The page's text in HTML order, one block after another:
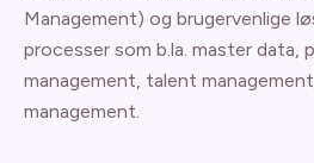
Management) og brugervenlige
processer som b.la. master data,
management, talent
management.